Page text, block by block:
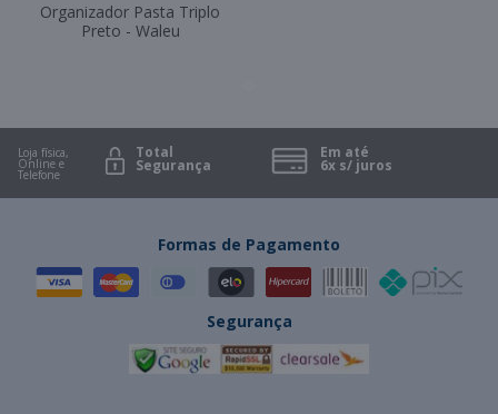
Organizador Pasta Triplo
Preto - Waleu
Loja física,
Online e
Telefone
Total
Segurança
Em até
6x s/ juros
Formas de Pagamento
Segurança